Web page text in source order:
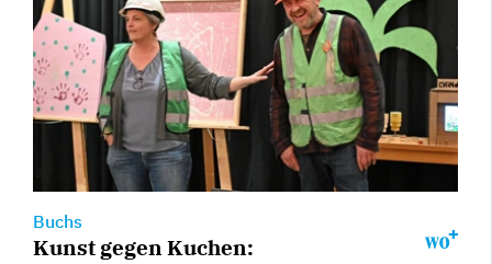
Buchs
Kunst gegen Kuchen: